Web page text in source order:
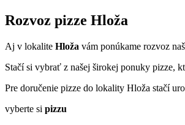
Rozvoz pizze Hloža
Aj v lokalite Hloža vám ponúkame rozvoz
Stačí si vybrať z našej širokej ponuky pizze,
Pre doručenie pizze do lokality Hloža stačí
vyberte si pizzu